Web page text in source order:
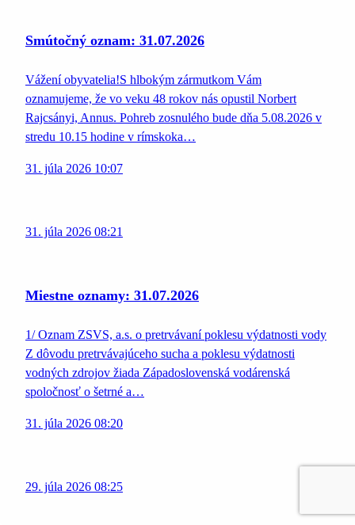
Smútočný oznam: 31.07.2026
Vážení obyvatelia!S hlbokým zármutkom Vám
oznamujeme, že vo veku 48 rokov nás opustil Norbert
Rajcsányi, Annus. Pohreb zosnulého bude dňa 5.08.2026 v
stredu 10.15 hodine v rímskoka…
31. júla 2026 10:07
31. júla 2026 08:21
Miestne oznamy: 31.07.2026
1/ Oznam ZSVS, a.s. o pretrvávaní poklesu výdatnosti vody
Z dôvodu pretrvávajúceho sucha a poklesu výdatnosti
vodných zdrojov žiada Západoslovenská vodárenská
spoločnosť o šetrné a…
31. júla 2026 08:20
29. júla 2026 08:25